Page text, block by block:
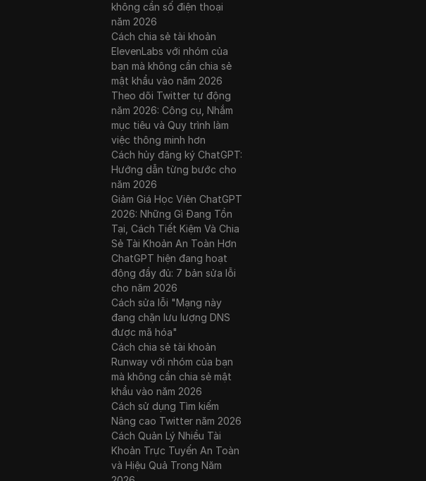
không cần số điện thoại
năm 2026
Cách chia sẻ tài khoản
ElevenLabs với nhóm của
bạn mà không cần chia sẻ
mật khẩu vào năm 2026
Theo dõi Twitter tự động
năm 2026: Công cụ, Nhắm
mục tiêu và Quy trình làm
việc thông minh hơn
Cách hủy đăng ký ChatGPT:
Hướng dẫn từng bước cho
năm 2026
Giảm Giá Học Viên ChatGPT
2026: Những Gì Đang Tồn
Tại, Cách Tiết Kiệm Và Chia
Sẻ Tài Khoản An Toàn Hơn
ChatGPT hiện đang hoạt
động đầy đủ: 7 bản sửa lỗi
cho năm 2026
Cách sửa lỗi "Mạng này
đang chặn lưu lượng DNS
được mã hóa"
Cách chia sẻ tài khoản
Runway với nhóm của bạn
mà không cần chia sẻ mật
khẩu vào năm 2026
Cách sử dụng Tìm kiếm
Nâng cao Twitter năm 2026
Cách Quản Lý Nhiều Tài
Khoản Trực Tuyến An Toàn
và Hiệu Quả Trong Năm